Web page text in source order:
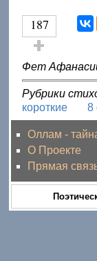
187
Голос за!
Фет
Рубрики
короткие
8
Оллам -
О Проекте
Прямая